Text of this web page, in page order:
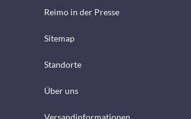
Reimo in der Presse
Sitemap
Standorte
Über uns
Versandinformationen